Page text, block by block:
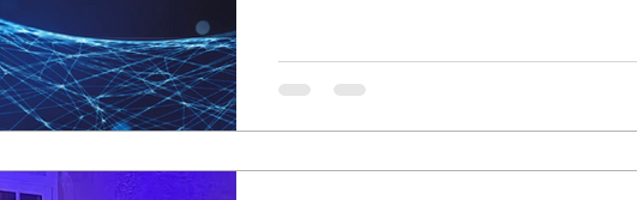
tirer de véritables avantages. (Retour
l'interview réalisée par Benjamin